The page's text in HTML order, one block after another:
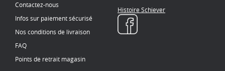
Contactez-nous
Infos sur paiement sécurisé
Nos conditions de livraison
FAQ
Points de retrait magasin
Histoire Schiever